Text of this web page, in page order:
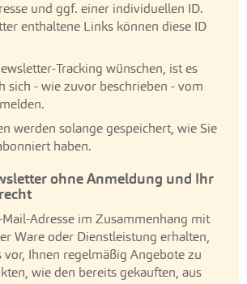
und ggf. einer individuellen ID.
enthaltene Links können diese ID
Tracking wünschen, ist es
sich - wie zuvor beschrieben - vom
werden solange gespeichert, wie Sie
haben.
ohne Anmeldung und Ihr
Adresse im Zusammenhang mit
Ware oder Dienstleistung erhalten,
Ihnen regelmäßig Angebote zu
wie den bereits gekauften, aus